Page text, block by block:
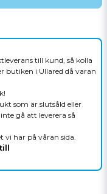
till kund, så kolla
butiken i Ullared då varan
som är slutsåld eller
gå att leverera så
vi har på våran sida.